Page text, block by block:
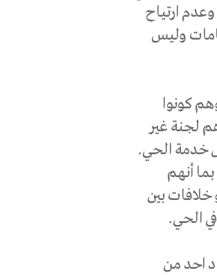
ارتياح
وليس
كونوا
لجنة غير
خدمة الحي.
أنهم
خلافات بين
الحي.
احد من